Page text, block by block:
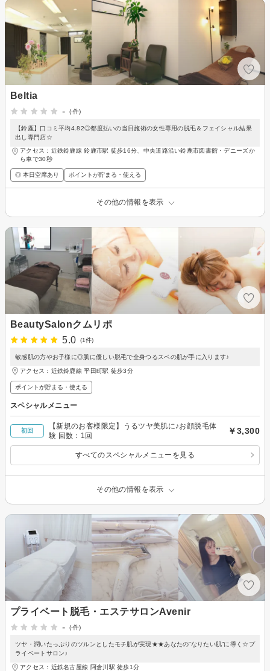
Beltia
-
(-件)
【鈴鹿】口コミ平均4.82◎都度払いの当日施術の女性専用の脱毛＆フェイシャル結果
出し専門店☆
アクセス：近鉄鈴鹿線 鈴鹿市駅 徒歩16分、中央道路沿い鈴鹿市図書館・デニーズか
ら車で30秒
◎ 本日空席あり ポイントが貯まる・使える
その他の情報を表示
BeautySalonクムリポ
5.0
(1件)
敏感肌の方やお子様に◎肌に優しい脱毛で全身つるスベの肌が手に入ります♪
アクセス：近鉄鈴鹿線 平田町駅 徒歩3分
ポイントが貯まる・使える
スペシャルメニュー
初回
【新規のお客様限定】うるツヤ美肌に♪お顔脱毛体
験 回数：1回
￥3,300
すべてのスペシャルメニューを見る
その他の情報を表示
プライベート脱毛・エステサロンAvenir
-
(-件)
ツヤ・潤いたっぷりのツルンとしたモチ肌が実現★★あなたの”なりたい肌”に導く☆プ
ライベートサロン♪
アクセス：近鉄名古屋線 阿倉川駅 徒歩1分